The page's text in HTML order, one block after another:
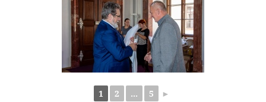
1 2 ... 5 ►